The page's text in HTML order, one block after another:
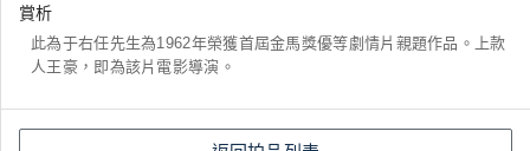
賞析
此為于右任先生為1962年榮獲首屆金馬獎優等劇情片親題作品。上款
人王豪，即為該片電影導演。